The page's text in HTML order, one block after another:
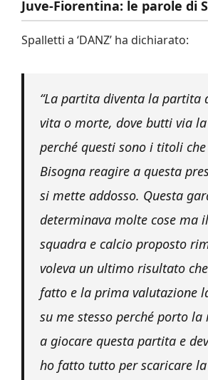
Juve-Fiorentina: le parole di
Spalletti a ‘DANZ’ ha dichiarato:
“La partita diventa la partita
vita o morte, dove butti via
perché questi sono i titoli
Bisogna reagire a questa
si mette addosso. Questa
determinava molte cose ma
squadra e calcio proposto
voleva un ultimo risultato
fatto e la prima valutazione
su me stesso perché porto
a giocare questa partita e
ho fatto tutto per scaricare la